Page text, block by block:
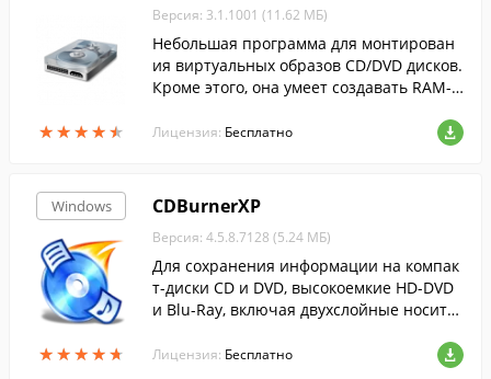
★★★★★
★★★★★
Версия: 3.1.1001 (11.62 МБ)
Небольшая программа для монтирован
ия виртуальных образов CD/DVD дисков.
Кроме этого, она умеет создавать RAM-д
льзуемым файлам.
Лицензия: Бесплатно
Windows
★★★★★
★★★★★
CDBurnerXP
Версия: 4.5.8.7128 (5.24 МБ)
Для сохранения информации на компак
т-диски CD и DVD, высокоемкие HD-DVD
и Blu-Ray, включая двухслойные носите
Лицензия: Бесплатно